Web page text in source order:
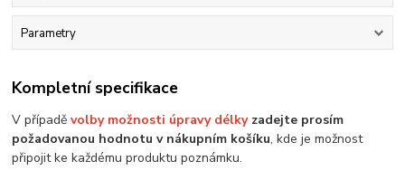
Parametry
Kompletní specifikace
V případěvolby možnosti úpravy délkyzadejte prosím
požadovanou hodnotu v nákupním košíku, kde je možnost
připojit ke každému produktu poznámku.